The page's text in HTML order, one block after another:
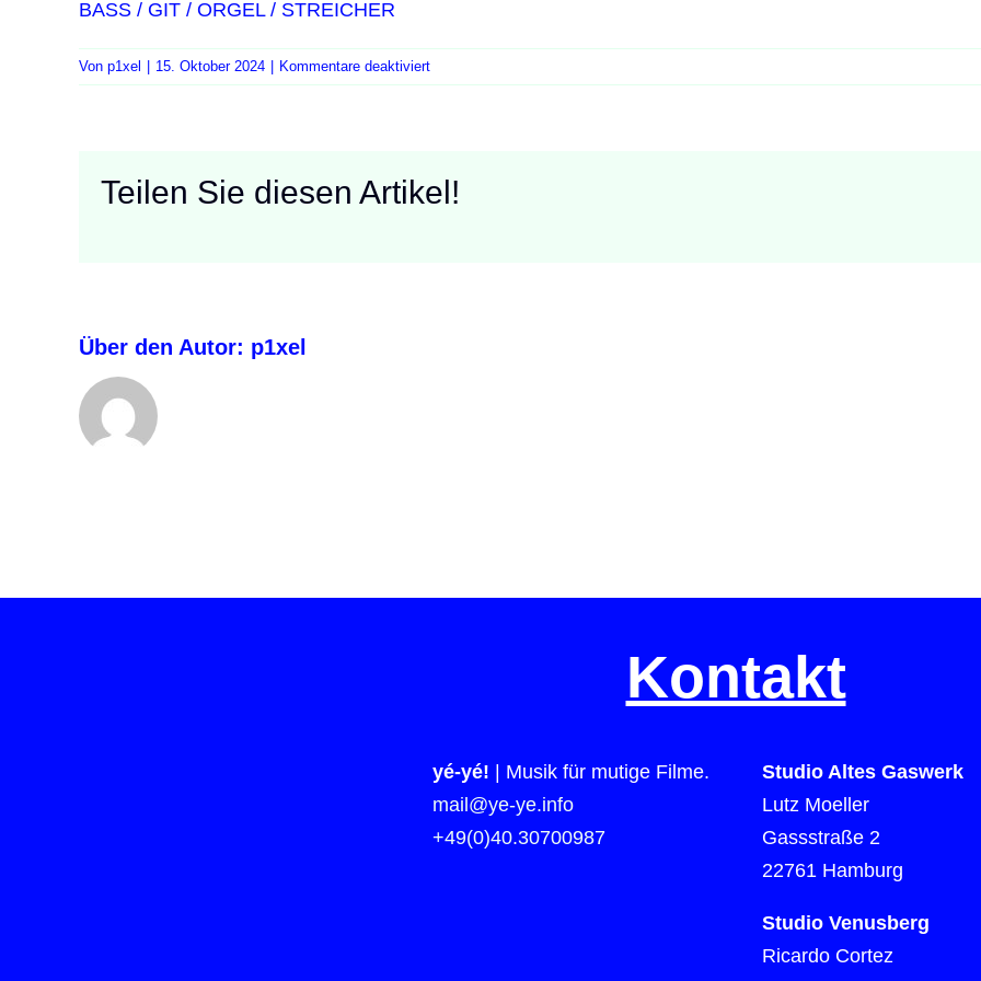
BASS / GIT / ORGEL / STREICHER
Von p1xel | 15. Oktober 2024 | Kommentare deaktiviertfür
Kranitz
Teilen Sie diesen Artikel!
Über den Autor: p1xel
Kontakt
yé-yé! | Musik für mutige Filme.
mail@ye-ye.info
+49(0)40.30700987
Studio Altes Gaswerk
Lutz Moeller
Gassstraße 2
22761 Hamburg
Studio Venusberg
Ricardo Cortez